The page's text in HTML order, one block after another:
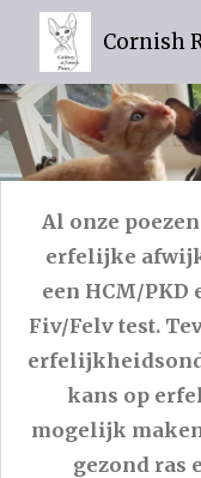
direct
naar
de
hoofdinhoud
Cornish
Al onze
erfelijke
een HCM/PKD
Fiv/Felv test.
kans op
mogelijk
gezond ras